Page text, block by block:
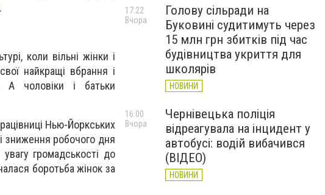
коли вільні жінки і
найкращі вбрання і
А чоловіки і батьки
Нью-Йоркських
зниження робочого дня
громадськості до
боротьба жінок за
Голову сільради на
Буковині судитимуть через
15 млн грн збитків під час
будівництва укриття для
школярів
НОВИНИ
17:22
Вчора
Чернівецька поліція
відреагувала на інцидент у
автобусі: водій вибачився
(ВІДЕО)
НОВИНИ
16:00
Вчора